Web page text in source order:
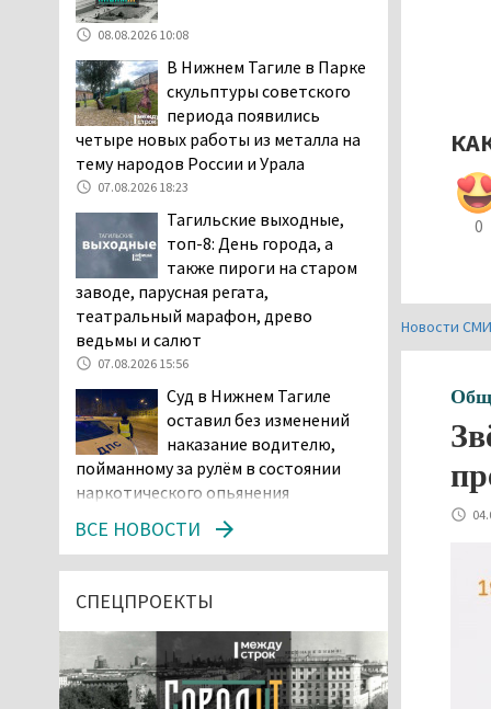
0
Новости
08.08.2026 10:08
В Нижнем Тагиле в Парке
скульптуры советского
периода появились
четыре новых работы из металла на
тему народов России и Урала
07.08.2026 18:23
Тагильские выходные,
топ-8: День города, а
также пироги на старом
заводе, парусная регата,
театральный марафон, древо
ведьмы и салют
07.08.2026 15:56
Суд в Нижнем Тагиле
оставил без изменений
наказание водителю,
пойманному за рулём в состоянии
наркотического опьянения
ДТП под Екатеринбургом
Тагильские спасатели
проникли в квартиру
через балкон, чтобы
ВСЕ НОВОСТИ
СПЕЦПРОЕКТЫ